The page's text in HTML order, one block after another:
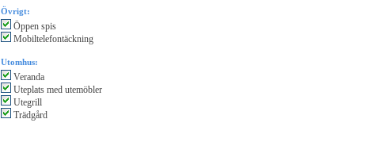
Övrigt:
Öppen spis
Mobiltelefontäckning
Utomhus:
Veranda
Uteplats med utemöbler
Utegrill
Trädgård